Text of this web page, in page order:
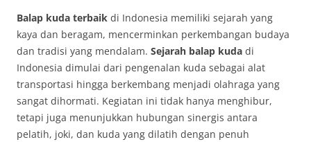
Balap kuda terbaik di Indonesia memiliki sejarah yang
kaya dan beragam, mencerminkan perkembangan budaya
dan tradisi yang mendalam. Sejarah balap kuda di
Indonesia dimulai dari pengenalan kuda sebagai alat
transportasi hingga berkembang menjadi olahraga yang
sangat dihormati. Kegiatan ini tidak hanya menghibur,
tetapi juga menunjukkan hubungan sinergis antara
pelatih, joki, dan kuda yang dilatih dengan penuh